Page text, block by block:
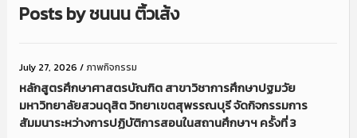
Posts byชนนน ติ้วเส้ง
July 27, 2026 /ภาพกิจกรรม
หลักสูตรศึกษาศาสตรบัณฑิต สาขาวิชาการศึกษาปฐมวัย
มหาวิทยาลัยสวนดุสิต วิทยาเขตสุพรรณบุรี จัดกิจกรรมการ
สัมมนาระหว่างการปฏิบัติการสอนในสถานศึกษาฯ ครั้งที่ 3